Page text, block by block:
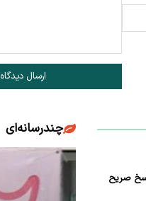
ارسال دیدگاه
صریح
چندرسانه‌ای